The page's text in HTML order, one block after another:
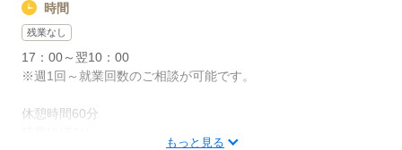
時間
残業なし
17：00～翌10：00
※週1回～就業回数のご相談が可能です。
休憩時間60分
もっと見る